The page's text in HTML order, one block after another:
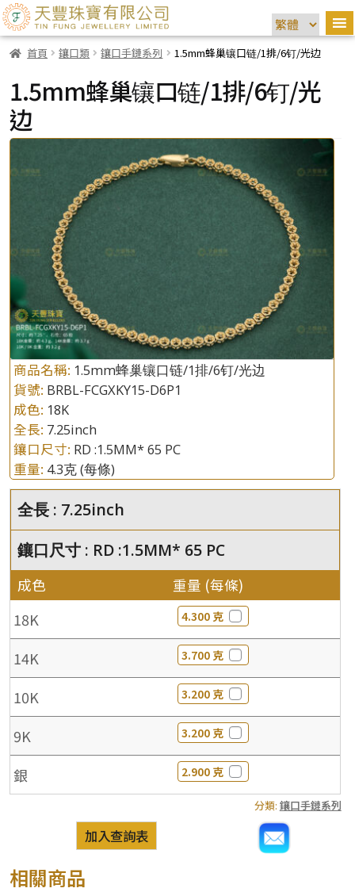
首頁 鑲口類 鑲口手鏈系列 1.5mm蜂巢镶口链/1排/6钉/光边
1.5mm蜂巢镶口链/1排/6钉/光
边
商品名稱: 1.5mm蜂巢镶口链/1排/6钉/光边
貨號: BRBL-FCGXKY15-D6P1
成色: 18K
全長: 7.25inch
鑲口尺寸: RD :1.5MM* 65 PC
重量: 4.3克(每條)
全長 : 7.25inch
鑲口尺寸 : RD :1.5MM* 65 PC
成色 重量 (每條)
18K 4.300 克
14K 3.700 克
10K 3.200 克
9K 3.200 克
銀 2.900 克
分類: 鑲口手鏈系列
加入查詢表
相關商品